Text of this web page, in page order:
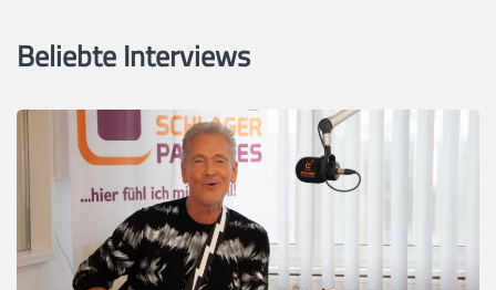
Beliebte Interviews